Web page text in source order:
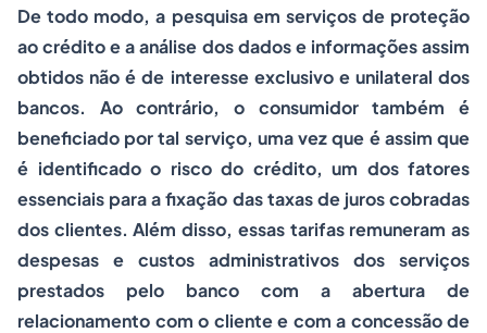
De todo modo, a pesquisa em serviços de proteção
ao crédito e a análise dos dados e informações assim
obtidos não é de interesse exclusivo e unilateral dos
bancos. Ao contrário, o consumidor também é
beneficiado por tal serviço, uma vez que é assim que
é identificado o risco do crédito, um dos fatores
essenciais para a fixação das taxas de juros cobradas
dos clientes. Além disso, essas tarifas remuneram as
despesas e custos administrativos dos serviços
prestados pelo banco com a abertura de
relacionamento com o cliente e com a concessão de